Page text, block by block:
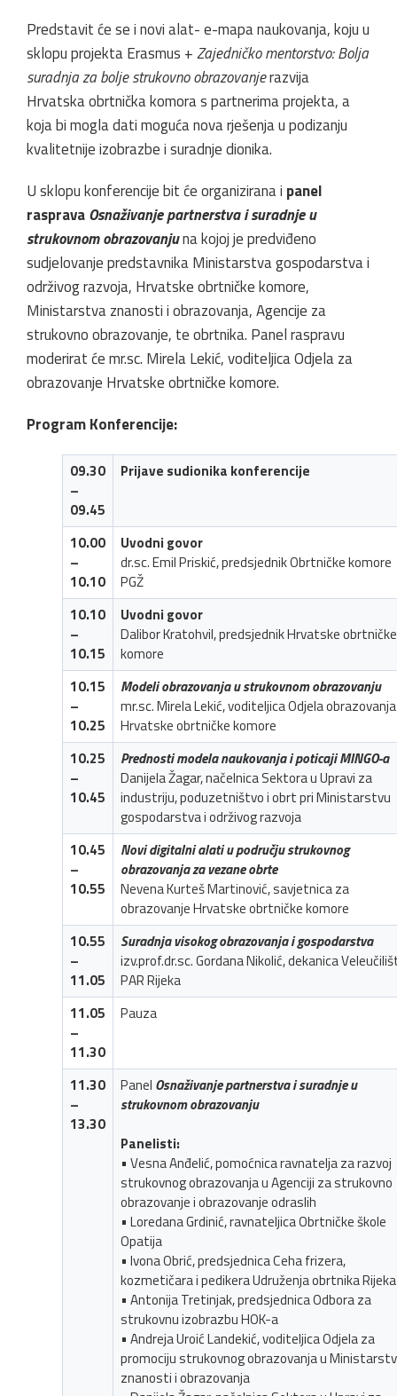
Predstavit će se i novi alat- e-mapa naukovanja, koju u
sklopu projekta Erasmus +Zajedničko mentorstvo: Bolja
suradnja za bolje strukovno obrazovanjerazvija
Hrvatska obrtnička komora s partnerima projekta, a
koja bi mogla dati moguća nova rješenja u podizanju
kvalitetnije izobrazbe i suradnje dionika.
U sklopu konferencije bit će organizirana i panel
raspravaOsnaživanje partnerstva i suradnje u
strukovnom obrazovanjuna kojoj je predviđeno
sudjelovanje predstavnika Ministarstva gospodarstva i
održivog razvoja, Hrvatske obrtničke komore,
Ministarstva znanosti i obrazovanja, Agencije za
strukovno obrazovanje, te obrtnika. Panel raspravu
moderirat će mr.sc. Mirela Lekić, voditeljica Odjela za
obrazovanje Hrvatske obrtničke komore.
Program Konferencije:
09.30
–
09.45
Prijave sudionika konferencije
10.00
–
10.10
Uvodni govor
dr.sc. Emil Priskić, predsjednik Obrtničke komore
PGŽ
10.10
–
10.15
Uvodni govor
Dalibor Kratohvil, predsjednik Hrvatske obrtničke
komore
10.15
–
10.25
Modeli obrazovanja u strukovnom obrazovanju
mr.sc. Mirela Lekić, voditeljica Odjela obrazovanja
Hrvatske obrtničke komore
10.25
–
10.45
Prednosti modela naukovanja i poticaji MINGO-a
Danijela Žagar, načelnica Sektora u Upravi za
industriju, poduzetništvo i obrt pri Ministarstvu
gospodarstva i održivog razvoja
10.45
–
10.55
Novi digitalni alati u području strukovnog
obrazovanja za vezane obrte
Nevena Kurteš Martinović, savjetnica za
obrazovanje Hrvatske obrtničke komore
10.55
–
11.05
Suradnja visokog obrazovanja i gospodarstva
izv.prof.dr.sc. Gordana Nikolić, dekanica
PAR Rijeka
11.05
–
11.30
Pauza
11.30
–
13.30
Panel Osnaživanje partnerstva i suradnje u
strukovnom obrazovanju
Panelisti:
• Vesna Anđelić, pomoćnica ravnatelja za razvoj
strukovnog obrazovanja u Agenciji za strukovno
obrazovanje i obrazovanje odraslih
• Loredana Grdinić, ravnateljica Obrtničke škole
Opatija
• Ivona Obrić, predsjednica Ceha frizera,
kozmetičara i pedikera Udruženja obrtnika Rijeka
• Antonija Tretinjak, predsjednica Odbora za
strukovnu izobrazbu HOK-a
• Andreja Uroić Landekić, voditeljica Odjela za
promociju strukovnog obrazovanja u
znanosti i obrazovanja